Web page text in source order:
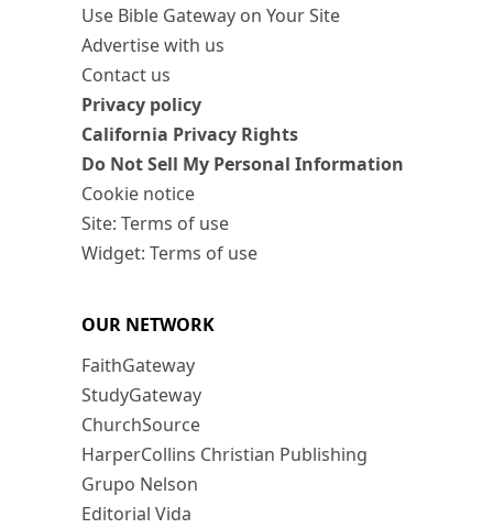
Use Bible Gateway on Your Site
Advertise with us
Contact us
Privacy policy
California Privacy Rights
Do Not Sell My Personal Information
Cookie notice
Site: Terms of use
Widget: Terms of use
OUR NETWORK
FaithGateway
StudyGateway
ChurchSource
HarperCollins Christian Publishing
Grupo Nelson
Editorial Vida